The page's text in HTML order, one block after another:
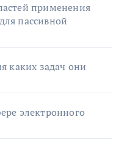
применения
пассивной
каких задач они
электронного